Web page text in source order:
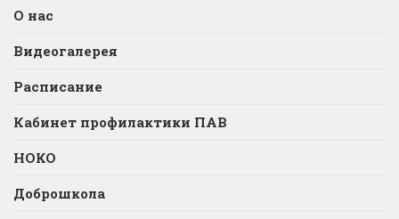
О нас
Видеогалерея
Расписание
Кабинет профилактики ПАВ
НОКО
Доброшкола